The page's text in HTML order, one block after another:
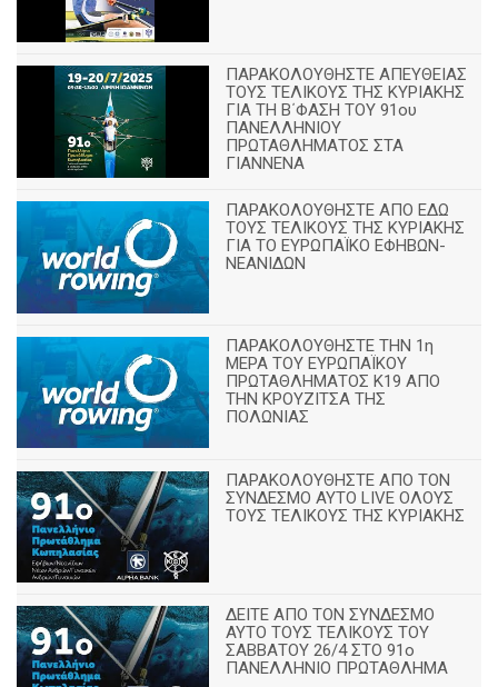
ΠΑΡΑΚΟΛΟΥΘΗΣΤΕ ΑΠΕΥΘΕΙΑΣ
ΤΟΥΣ ΤΕΛΙΚΟΥΣ ΤΗΣ ΚΥΡΙΑΚΗΣ
ΓΙΑ ΤΗ Β΄ΦΑΣΗ ΤΟΥ 91ου
ΠΑΝΕΛΛΗΝΙΟΥ
ΠΡΩΤΑΘΛΗΜΑΤΟΣ ΣΤΑ
ΓΙΑΝΝΕΝΑ
ΠΑΡΑΚΟΛΟΥΘΗΣΤΕ ΑΠΟ ΕΔΩ
ΤΟΥΣ ΤΕΛΙΚΟΥΣ ΤΗΣ ΚΥΡΙΑΚΗΣ
ΓΙΑ ΤΟ ΕΥΡΩΠΑΪΚΟ ΕΦΗΒΩΝ-
ΝΕΑΝΙΔΩΝ
ΠΑΡΑΚΟΛΟΥΘΗΣΤΕ ΤΗΝ 1η
ΜΕΡΑ ΤΟΥ ΕΥΡΩΠΑΪΚΟΥ
ΠΡΩΤΑΘΛΗΜΑΤΟΣ Κ19 ΑΠΟ
ΤΗΝ ΚΡΟΥΖΙΤΣΑ ΤΗΣ
ΠΟΛΩΝΙΑΣ
ΠΑΡΑΚΟΛΟΥΘΗΣΤΕ ΑΠΟ ΤΟΝ
ΣΥΝΔΕΣΜΟ ΑΥΤΟ LIVE ΟΛΟΥΣ
ΤΟΥΣ ΤΕΛΙΚΟΥΣ ΤΗΣ ΚΥΡΙΑΚΗΣ
ΔΕΙΤΕ ΑΠΟ ΤΟΝ ΣΥΝΔΕΣΜΟ
ΑΥΤΟ ΤΟΥΣ ΤΕΛΙΚΟΥΣ ΤΟΥ
ΣΑΒΒΑΤΟΥ 26/4 ΣΤΟ 91ο
ΠΑΝΕΛΛΗΝΙΟ ΠΡΩΤΑΘΛΗΜΑ